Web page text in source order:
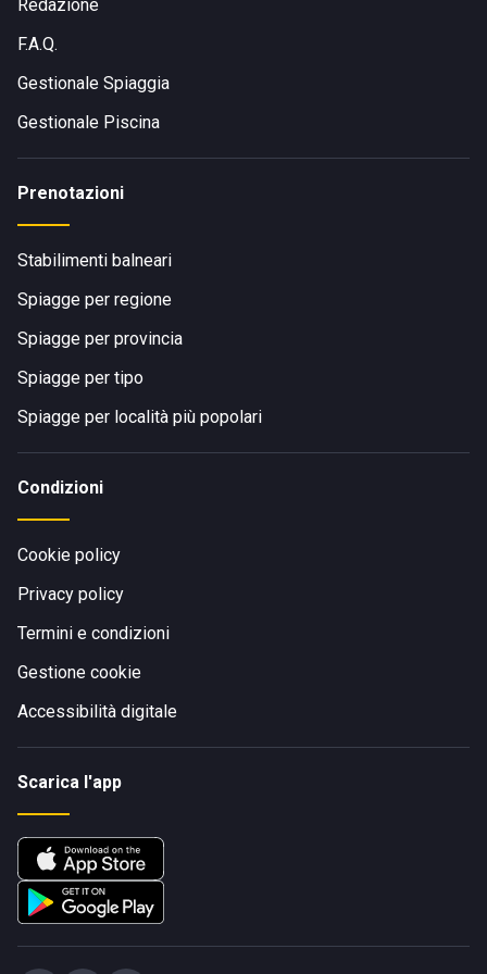
Redazione
F.A.Q.
Gestionale Spiaggia
Gestionale Piscina
Prenotazioni
Stabilimenti balneari
Spiagge per regione
Spiagge per provincia
Spiagge per tipo
Spiagge per località più popolari
Condizioni
Cookie policy
Privacy policy
Termini e condizioni
Gestione cookie
Accessibilità digitale
Scarica l'app